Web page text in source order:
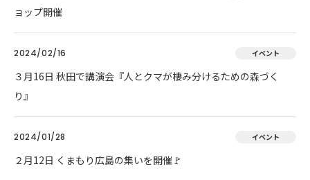
ョップ開催
2024/02/16 イベント
３月16日 秋田で講演会『人とクマが棲み分けるための森づく
り』
2024/01/28 イベント
２月12日 くまもり広島の集いを開催🚩